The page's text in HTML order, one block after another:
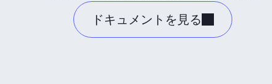
ドキュメントを見る